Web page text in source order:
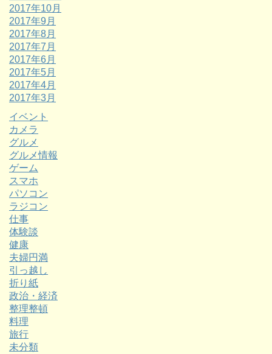
2017年10月
2017年9月
2017年8月
2017年7月
2017年6月
2017年5月
2017年4月
2017年3月
イベント
カメラ
グルメ
グルメ情報
ゲーム
スマホ
パソコン
ラジコン
仕事
体験談
健康
夫婦円満
引っ越し
折り紙
政治・経済
整理整頓
料理
旅行
未分類